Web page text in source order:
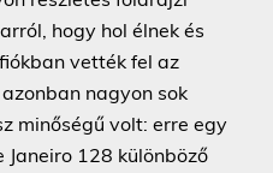
hogy hol élnek és
vették fel az
nagyon sok
minőségű volt: erre egy
Janeiro 128 különböző